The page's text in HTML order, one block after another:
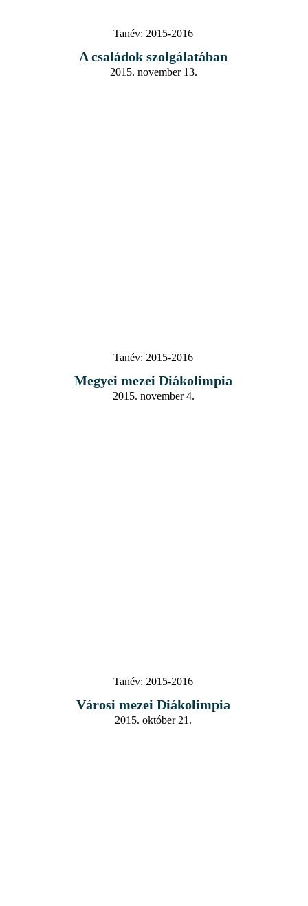
Tanév: 2015-2016
A családok szolgálatában
2015. november 13.
Tanév: 2015-2016
Megyei mezei Diákolimpia
2015. november 4.
Tanév: 2015-2016
Városi mezei Diákolimpia
2015. október 21.